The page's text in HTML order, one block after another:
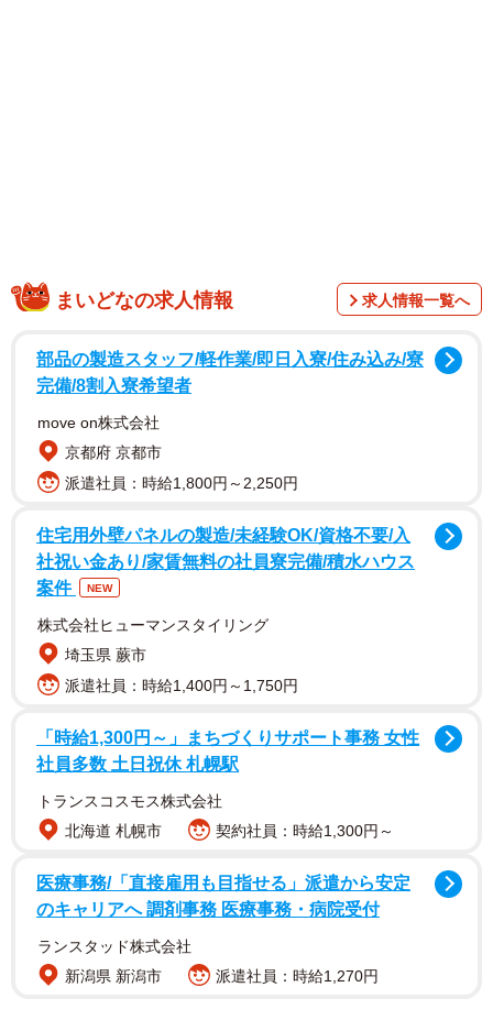
筆者は偶然にも観覧席から出産シーンに遭遇。突然のお
れてぬるぬると黒っぽい赤ちゃん鹿の全身を、母鹿が懸命
に舐め続けること７～８分、みるみると鹿らしくなった赤
ちゃん鹿が、自力で立ち上がるのを目の当たりにするとい
う感動的な瞬間に立ち会うことができた。
まいどなの求人情報 求人情報一覧へ
部品の製造スタッフ/軽作業/即日入寮/住み込み/寮
完備/8割入寮希望者
move on株式会社
京都府 京都市
派遣社員：時給1,800円～2,250円
住宅用外壁パネルの製造/未経験OK/資格不要/入
社祝い金あり/家賃無料の社員寮完備/積水ハウス
案件
NEW
株式会社ヒューマンスタイリング
埼玉県 蕨市
派遣社員：時給1,400円～1,750円
「時給1,300円～」まちづくりサポート事務 女性
社員多数 土日祝休 札幌駅
トランスコスモス株式会社
北海道 札幌市
契約社員：時給1,300円～
医療事務/「直接雇用も目指せる」派遣から安定
のキャリアへ 調剤事務 医療事務・病院受付
ランスタッド株式会社
新潟県 新潟市
派遣社員：時給1,270円